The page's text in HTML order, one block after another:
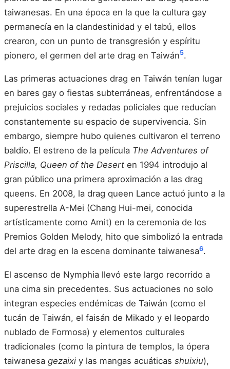
taiwanesas. En una época en la que la cultura gay
permanecía en la clandestinidad y el tabú, ellos
crearon, con un punto de transgresión y espíritu
pionero, el germen del arte drag en Taiwán5.
Las primeras actuaciones drag en Taiwán tenían lugar
en bares gay o fiestas subterráneas, enfrentándose a
prejuicios sociales y redadas policiales que reducían
constantemente su espacio de supervivencia. Sin
embargo, siempre hubo quienes cultivaron el terreno
baldío. El estreno de la película The Adventures of
Priscilla, Queen of the Desert en 1994 introdujo al
gran público una primera aproximación a las drag
queens. En 2008, la drag queen Lance actuó junto a la
superestrella A-Mei (Chang Hui-mei, conocida
artísticamente como Amit) en la ceremonia de los
Premios Golden Melody, hito que simbolizó la entrada
del arte drag en la escena dominante taiwanesa6.
El ascenso de Nymphia llevó este largo recorrido a
una cima sin precedentes. Sus actuaciones no solo
integran especies endémicas de Taiwán (como el
tucán de Taiwán, el faisán de Mikado y el leopardo
nublado de Formosa) y elementos culturales
tradicionales (como la pintura de templos, la ópera
taiwanesa gezaixi y las mangas acuáticas shuixiu),